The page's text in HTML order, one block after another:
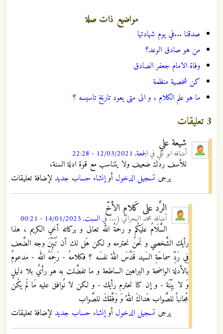
مواضيع ذات صلة
صدقنا ...في يوم شهادتها
من هو صادق الوعد؟
وفاة الامام جعفر الصادق
كن شخصية منظمة
ما هو علم الكلام ، و الى متى يعود تاريخ تاسيسه ؟
3 تعليقات
شيعة علي
أضافه ابو علي فيالجمعة, 12/03/2021 - 22:28
للأسف ردك ضعيف ولا يتناسب مع قوة ادلة السنة،
يرجى تسجيل الدخول أوإنشاء حساب جديد لإضافة تعليقات
الرَّد على كَلامِ الأخّ
أضافهمحمد البحراني (...فيالسبت, 14/01/2023 - 00:21
السَّلَامُ علَيكُم و رحمَةُ الله تعالى و بركاته أخي الكريم ، هذا
رأيك الشَّخصي و نَحنُ نحترمه و لكن هَل لك أن تُبَيِّنَ وجه الضَّعف
فِي رَدِّ سماحَةِ السَيد قَدَّسَ اللهُ نفسَه ؟ فكلامهُ - رَحِمَهُ الله - مدعومٌ
بالأدلة الواضحة و البراهين الساطعة و ما تفضَّلت به هو رأيٌ بلا دليلٍ
وَ لا بيِّنَة - و إن كنا نحترم رأيك - و لكن لا نُوافق عليه مَا لَم يكُن
مُجانباً للصَّواب هَداكَ اللهُ وَ وَفَّقكَ للصَّواب
يرجى تسجيل الدخول أوإنشاء حساب جديد لإضافة تعليقات